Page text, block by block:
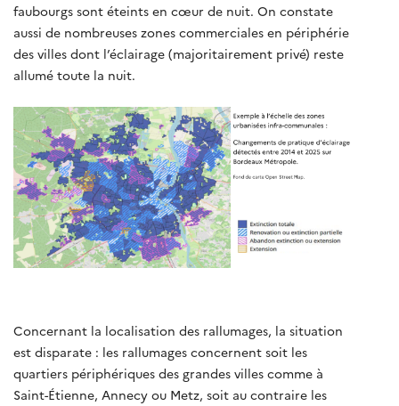
faubourgs sont éteints en cœur de nuit. On constate
aussi de nombreuses zones commerciales en périphérie
des villes dont l’éclairage (majoritairement privé) reste
allumé toute la nuit.
Concernant la localisation des rallumages, la situation
est disparate : les rallumages concernent soit les
quartiers périphériques des grandes villes comme à
Saint-Étienne, Annecy ou Metz, soit au contraire les